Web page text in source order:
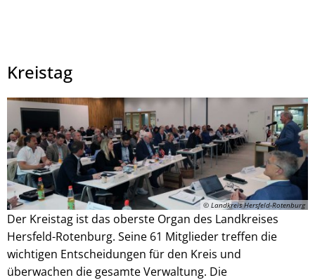
Julian Schaepertoens, © www.js-media.online
Kreistag
© Landkreis Hersfeld-Rotenburg
Der Kreistag ist das oberste Organ des Landkreises
Hersfeld-Rotenburg. Seine 61 Mitglieder treffen die
wichtigen Entscheidungen für den Kreis und
überwachen die gesamte Verwaltung. Die